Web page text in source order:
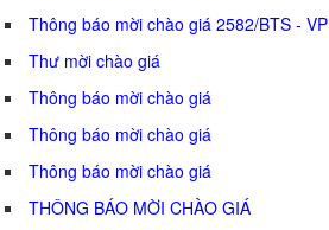
Thông báo mời chào giá 2582/BTS - VP
Thư mời chào giá
Thông báo mời chào giá
Thông báo mời chào giá
Thông báo mời chào giá
THÔNG BÁO MỜI CHÀO GIÁ